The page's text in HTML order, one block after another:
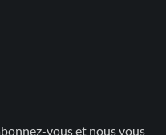
vous et nous vous